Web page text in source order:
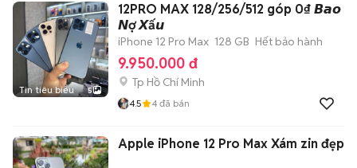
Tin tiêu biểu 5
12PRO MAX 128/256/512 góp 0₫ 𝘽𝙖𝙤
𝙉ợ 𝙓ấ𝙪
iPhone 12 Pro Max 128 GB Hết bảo hành
9.950.000 đ
Tp Hồ Chí Minh
4.5 4 đã bán
Apple iPhone 12 Pro Max Xám zin đẹp